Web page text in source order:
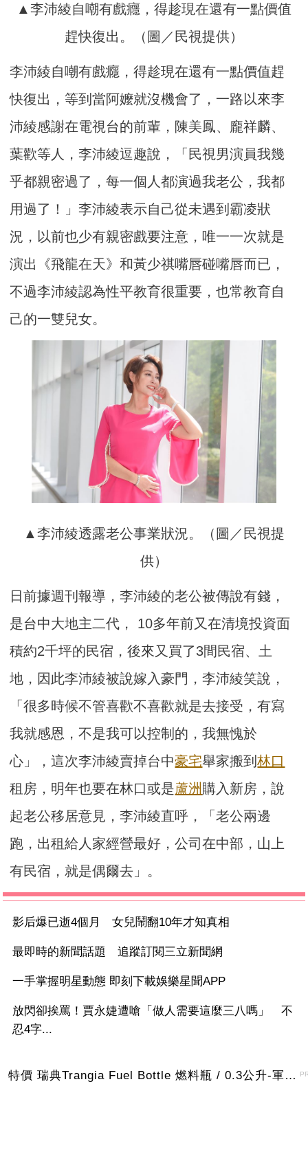
▲李沛綾自嘲有戲癮，得趁現在還有一點價值
趕快復出。（圖／民視提供）
李沛綾自嘲有戲癮，得趁現在還有一點價值趕
快復出，等到當阿嬤就沒機會了，一路以來李
沛綾感謝在電視台的前輩，陳美鳳、龐祥麟、
葉歡等人，李沛綾逗趣說，「民視男演員我幾
乎都親密過了，每一個人都演過我老公，我都
用過了！」李沛綾表示自己從未遇到霸凌狀
況，以前也少有親密戲要注意，唯一一次就是
演出《飛龍在天》和黃少祺嘴唇碰嘴唇而已，
不過李沛綾認為性平教育很重要，也常教育自
己的一雙兒女。
▲李沛綾透露老公事業狀況。（圖／民視提
供）
日前據週刊報導，李沛綾的老公被傳說有錢，
是台中大地主二代， 10多年前又在清境投資面
積約2千坪的民宿，後來又買了3間民宿、土
地，因此李沛綾被說嫁入豪門，李沛綾笑說，
「很多時候不管喜歡不喜歡就是去接受，有寫
我就感恩，不是我可以控制的，我無愧於
心」，這次李沛綾賣掉台中豪宅舉家搬到林口
租房，明年也要在林口或是蘆洲購入新房，說
起老公移居意見，李沛綾直呼，「老公兩邊
跑，出租給人家經營最好，公司在中部，山上
有民宿，就是偶爾去」。
影后爆已逝4個月 女兒鬧翻10年才知真相
最即時的新聞話題 追蹤訂閱三立新聞網
一手掌握明星動態 即刻下載娛樂星聞APP
放閃卻挨罵！賈永婕遭嗆「做人需要這麼三八嗎」 不
忍4字...
特價 瑞典Trangia Fuel Bottle 燃料瓶 / 0.3公升-軍綠色